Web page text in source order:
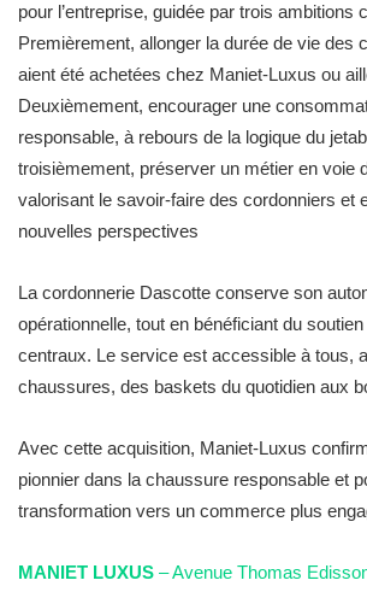
pour l’entreprise, guidée par trois ambitions
Premièrement, allonger la durée de vie des
aient été achetées chez Maniet-Luxus ou
Deuxièmement, encourager une
responsable, à rebours de la logique du
troisièmement, préserver un métier en voie
valorisant le savoir-faire des cordonniers et
nouvelles perspectives
La cordonnerie Dascotte conserve son
opérationnelle, tout en bénéficiant du
centraux. Le service est accessible à tous,
chaussures, des baskets du quotidien aux
Avec cette acquisition, Maniet-Luxus
pionnier dans la chaussure responsable et
transformation vers un commerce plus
MANIET LUXUS – Avenue Thomas